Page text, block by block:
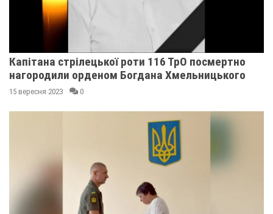
Капітана стрілецької роти 116 ТрО посмертно
нагородили орденом Богдана Хмельницького
15 вересня 2023 0